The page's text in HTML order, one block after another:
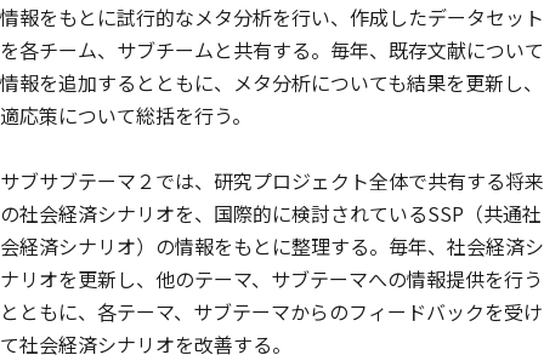
情報をもとに試行的なメタ分析を行い、作成したデータセット
を各チーム、サブチームと共有する。毎年、既存文献について
情報を追加するとともに、メタ分析についても結果を更新し、
適応策について総括を行う。
サブサブテーマ２では、研究プロジェクト全体で共有する将来
の社会経済シナリオを、国際的に検討されているSSP（共通社
会経済シナリオ）の情報をもとに整理する。毎年、社会経済シ
ナリオを更新し、他のテーマ、サブテーマへの情報提供を行う
とともに、各テーマ、サブテーマからのフィードバックを受け
て社会経済シナリオを改善する。